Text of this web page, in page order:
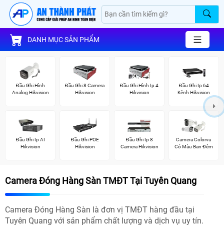
DANH MỤC SẢN PHẨM
Đầu Ghi Hình
Analog Hikvision
Đầu Ghi 8 Camera
Hikvision
Đầu Ghi Hình Ip 4
Hikvision
Đầu Ghi Ip 64
Kênh Hikvision
Đầu Ghi Ip AI
Hikvision
Đầu Ghi POE
Hikvision
Đầu Ghi Ip 8
Camera Hikvision
Camera Colorvu
Có Màu Ban Đêm
Camera Đóng Hàng Sàn TMĐT Tại Tuyên Quang
Camera Đóng Hàng Sàn là đơn vị TMĐT hàng đầu tại
Tuyên Quang với sản phẩm chất lượng và dịch vụ uy tín.